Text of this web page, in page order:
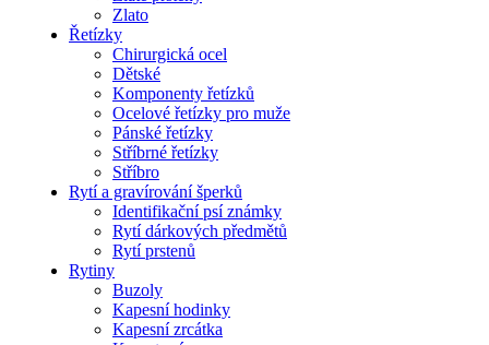
Zlato
Řetízky
Chirurgická ocel
Dětské
Komponenty řetízků
Ocelové řetízky pro muže
Pánské řetízky
Stříbrné řetízky
Stříbro
Rytí a gravírování šperků
Identifikační psí známky
Rytí dárkových předmětů
Rytí prstenů
Rytiny
Buzoly
Kapesní hodinky
Kapesní zrcátka